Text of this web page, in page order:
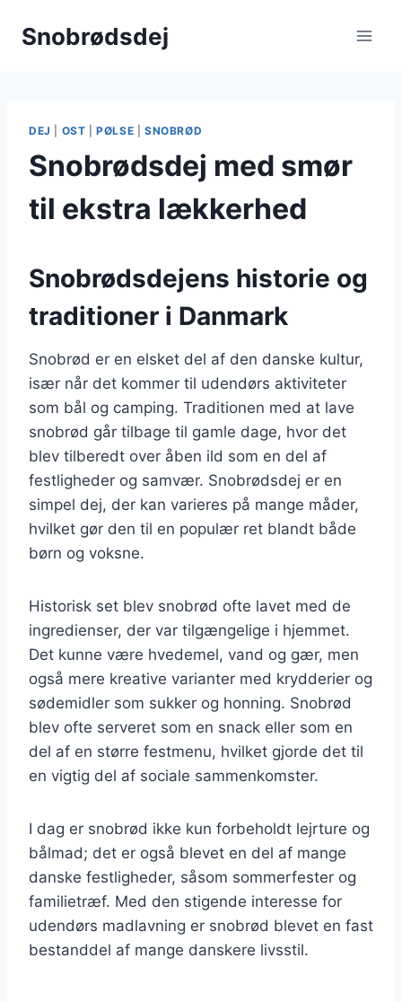
Snobrødsdej
DEJ OST |PØLSE SNOBRØD
Snobrødsdej med smør
til ekstra lækkerhed
Snobrødsdejens historie og
traditioner i Danmark
Snobrød er en elsket del af den danske kultur,
især når det kommer til udendørs aktiviteter
som bål og camping. Traditionen med at lave
snobrød går tilbage til gamle dage, hvor det
blev tilberedt over åben ild som en del af
festligheder og samvær. Snobrødsdej er en
simpel dej, der kan varieres på mange måder,
hvilket gør den til en populær ret blandt både
børn og voksne.
Historisk set blev snobrød ofte lavet med de
ingredienser, der var tilgængelige i hjemmet.
Det kunne være hvedemel, vand og gær, men
også mere kreative varianter med krydderier og
sødemidler som sukker og honning. Snobrød
blev ofte serveret som en snack eller som en
del af en større festmenu, hvilket gjorde det til
en vigtig del af sociale sammenkomster.
I dag er snobrød ikke kun forbeholdt lejrture og
bålmad; det er også blevet en del af mange
danske festligheder, såsom sommerfester og
familietræf. Med den stigende interesse for
udendørs madlavning er snobrød blevet en fast
bestanddel af mange danskere livsstil.